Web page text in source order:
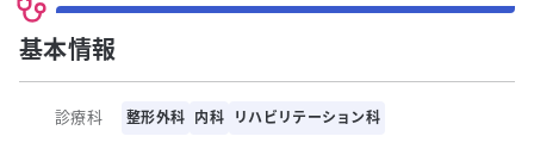
基本情報
診療科 整形外科 内科 リハビリテーション科